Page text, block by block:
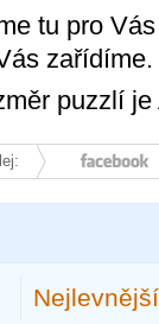
tu pro
zařídíme.
puzzlí
Facebook